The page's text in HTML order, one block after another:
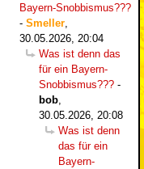
Bayern-Snobbismus???
- Smeller
30.05.2026, 20:04
Was ist denn das
für ein Bayern-
Snobbismus??? -
bob
30.05.2026, 20:08
Was ist denn
das für ein
Bayern-